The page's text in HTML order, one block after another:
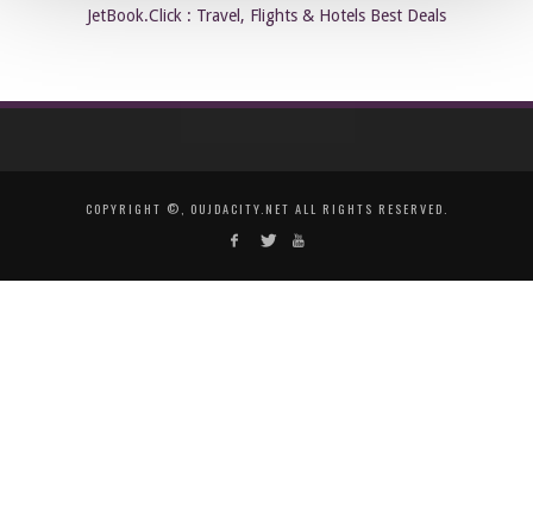
JetBook.Click : Travel, Flights & Hotels Best Deals
COPYRIGHT ©, OUJDACITY.NET ALL RIGHTS RESERVED.